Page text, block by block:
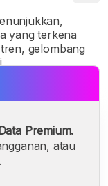
yang terkena
gelombang
Premium.
atau